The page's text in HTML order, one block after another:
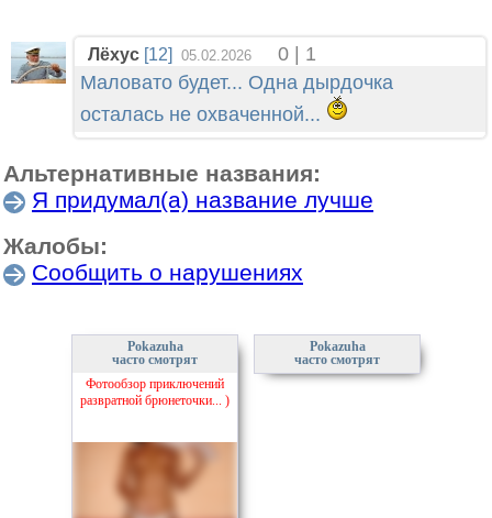
Лёхус [12] 05.02.2026
0 | 1
Маловато будет... Одна дырдочка
осталась не охваченной...
Альтернативные названия:
Я придумал(а) название лучше
Жалобы:
Сообщить о нарушениях
Pokazuha
часто смотрят
Фотообзор приключений
развратной брюнеточки... )
Pokazuha
часто смотрят